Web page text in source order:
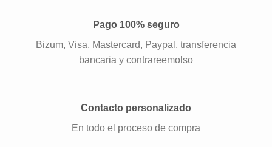
Pago 100% seguro
Bizum, Visa, Mastercard, Paypal, transferencia
bancaria y contrareemolso
Contacto personalizado
En todo el proceso de compra